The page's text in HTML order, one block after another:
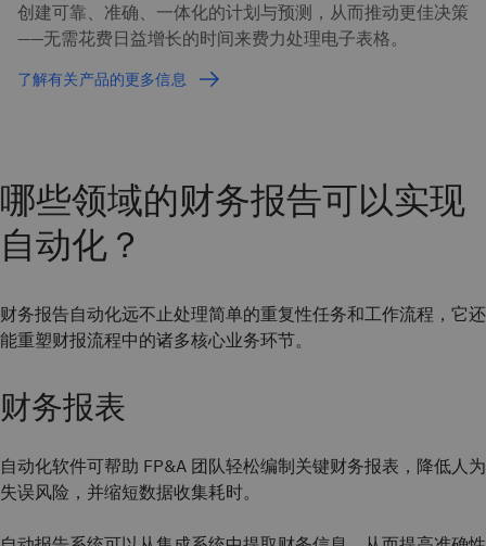
创建可靠、准确、一体化的计划与预测，从而推动更佳决策
——无需花费日益增长的时间来费力处理电子表格。
了解有关产品的更多信息
哪些领域的财务报告可以实现
自动化？
财务报告自动化远不止处理简单的重复性任务和工作流程，它还
能重塑财报流程中的诸多核心业务环节。
财务报表
自动化软件可帮助 FP&A 团队轻松编制关键财务报表，降低人为
失误风险，并缩短数据收集耗时。